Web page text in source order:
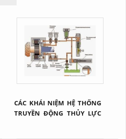
CÁC KHÁI NIỆM HỆ THỐNG
TRUYỀN ĐỘNG THỦY LỰC